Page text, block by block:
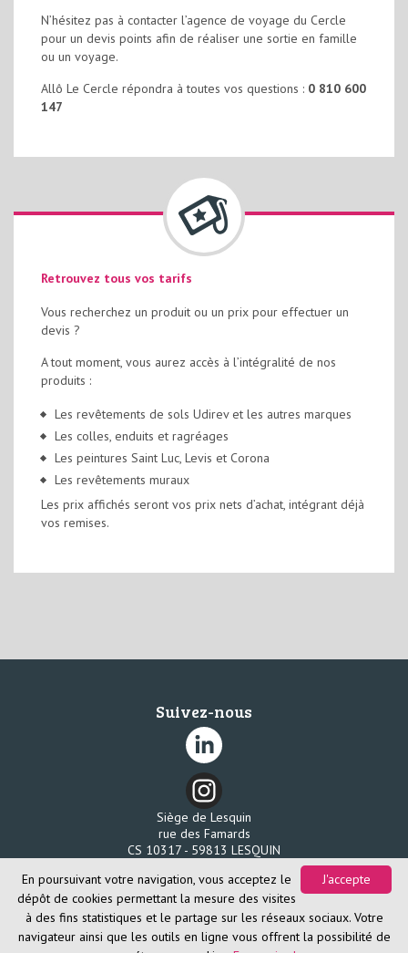
N’hésitez pas à contacter l’agence de voyage du Cercle
pour un devis points afin de réaliser une sortie en famille
ou un voyage.
Allô Le Cercle répondra à toutes vos questions : 0 810 600
147
Retrouvez tous vos tarifs
Vous recherchez un produit ou un prix pour effectuer un
devis ?
A tout moment, vous aurez accès à l’intégralité de nos
produits :
Les revêtements de sols Udirev et les autres marques
Les colles, enduits et ragréages
Les peintures Saint Luc, Levis et Corona
Les revêtements muraux
Les prix affichés seront vos prix nets d’achat, intégrant déjà
vos remises.
Suivez-nous
Siège de Lesquin
rue des Famards
CS 10317 - 59813 LESQUIN
Fax. 03 20 96 58 85
J'accepte
En poursuivant votre navigation, vous acceptez le
dépôt de cookies permettant la mesure des visites
à des fins statistiques et le partage sur les réseaux sociaux. Votre
navigateur ainsi que les outils en ligne vous offrent la possibilité de